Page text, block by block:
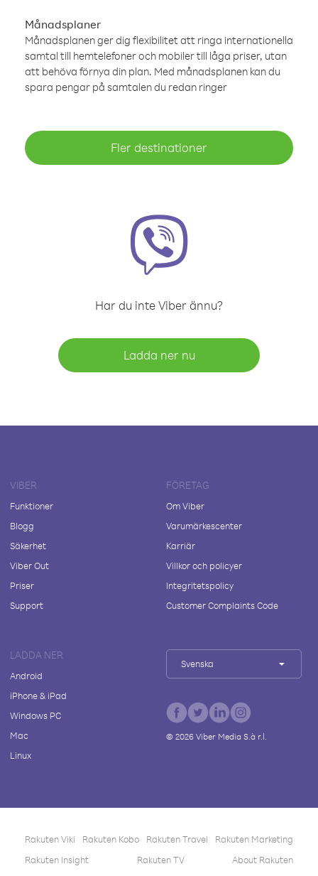
Månadsplaner
Månadsplanen ger dig flexibilitet att ringa internationella
samtal till hemtelefoner och mobiler till låga priser, utan
att behöva förnya din plan. Med månadsplanen kan du
spara pengar på samtalen du redan ringer
Fler destinationer
Har du inte Viber ännu?
Ladda ner nu
VIBER
Funktioner
Blogg
Säkerhet
Viber Out
Priser
Support
FÖRETAG
Om Viber
Varumärkescenter
Karriär
Villkor och policyer
Integritetspolicy
Customer Complaints Code
LADDA NER
Android
iPhone & iPad
Windows PC
Mac
Linux
Svenska
© 2026Viber Media S.à r.l.
Rakuten Viki Rakuten Kobo Rakuten Travel
Rakuten Marketing
Rakuten Insight
Rakuten TV About Rakuten